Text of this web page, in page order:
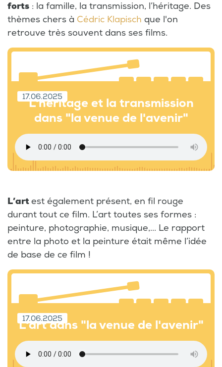
forts : la famille, la transmission, l’héritage. Des
thèmes chers à Cédric Klapisch que l'on
retrouve très souvent dans ses films.
17.06.2025
L'héritage et la transmission
dans "la venue de l'avenir"
L’artest également présent, en fil rouge
durant tout ce film. L’art toutes ses formes :
peinture, photographie, musique,... Le rapport
entre la photo et la peinture était même l’idée
de base de ce film !
17.06.2025
L'art dans "la venue de l'avenir"